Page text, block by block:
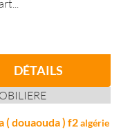
DÉTAILS
douaouda ) f2algérie